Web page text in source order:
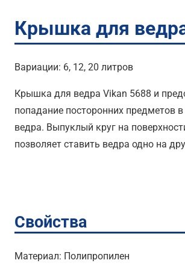
Крышка для
Вариации: 6, 12, 20 литров
Крышка для ведра Vikan 5688 и
попадание посторонних предметов
ведра. Выпуклый круг на
позволяет ставить ведра одно на
Свойства
Материал: Полипропилен